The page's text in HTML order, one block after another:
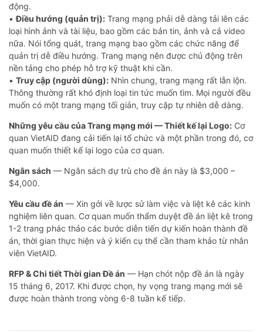
động.
•Điều hướng (quản trị): Trang mạng phải dễ dàng tải lên các
loại hình ảnh và tài liệu, bao gồm các bản tin, ảnh và cả video
nữa. Nói tổng quát, trang mạng bao gồm các chức năng để
quản trị dễ điều hướng. Trang mạng nên được chủ động trên
nền tảng cho phép hỗ trợ kỹ thuật khi cần.
• Truy cập (người dùng): Nhìn chung, trang mạng rất lẫn lộn.
Thông thường rất khó định loại tin tức muốn tìm. Mọi người đều
muốn có một trang mạng tối giản, truy cập tự nhiên dễ dàng.
Những yêu cầu của Trang mạng mới — Thiết kế lại Logo: Cơ
quan VietAID đang cải tiến lại tổ chức và một phần trong đó, cơ
quan muốn thiết kế lại logo của cơ quan.
Ngân sách — Ngân sách dự trù cho đề án này là $3,000 –
$4,000.
Yêu cầu đề án — Xin gởi về lược sử làm việc và liệt kê các kinh
nghiệm liên quan. Cơ quan muốn thẩm duyệt đề án liệt kê trong
1-2 trang phác thảo các bước diễn tiến dự kiến hoàn thành đề
án, thời gian thực hiện và ý kiến cụ thể cần tham khảo từ nhân
viên VietAID.
RFP & Chi tiết Thời gian Đề án — Hạn chót nộp đề án là ngày
15 tháng 6, 2017. Khi được chọn, hy vọng trang mạng mới sẽ
được hoàn thành trong vòng 6-8 tuần kế tiếp.